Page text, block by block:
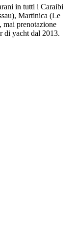
in tutti i Caraibi
Martinica (Le
mai prenotazione
di yacht dal 2013.